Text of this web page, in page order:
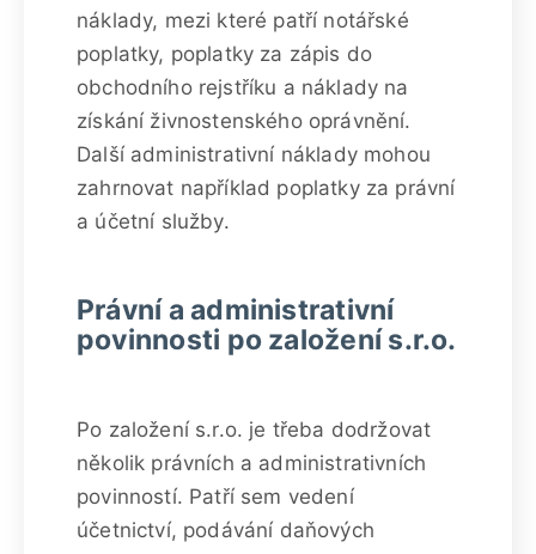
náklady, mezi které patří notářské
poplatky, poplatky za zápis do
obchodního rejstříku a náklady na
získání živnostenského oprávnění.
Další administrativní náklady mohou
zahrnovat například poplatky za právní
a účetní služby.
Právní a administrativní
povinnosti po založení s.r.o.
Po založení s.r.o. je třeba dodržovat
několik právních a administrativních
povinností. Patří sem vedení
účetnictví, podávání daňových